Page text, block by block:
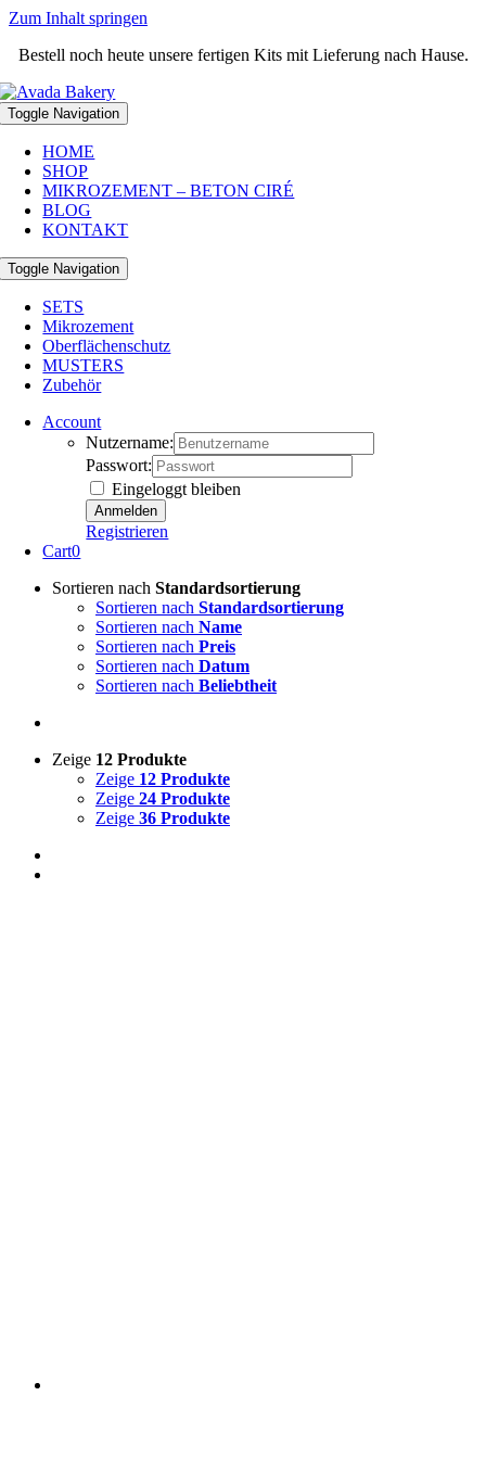
Zum Inhalt springen
Bestell noch heute unsere fertigen Kits mit Lieferung nach Hause.
Toggle Navigation
HOME
SHOP
MIKROZEMENT – BETON CIRÉ
BLOG
KONTAKT
Toggle Navigation
SETS
Mikrozement
Oberflächenschutz
MUSTERS
Zubehör
Account
Nutzername:
Passwort:
Eingeloggt bleiben
Registrieren
Cart0
Sortieren nach Standardsortierung
Sortieren nach Standardsortierung
Sortieren nach Name
Sortieren nach Preis
Sortieren nach Datum
Sortieren nach Beliebtheit
Zeige 12 Produkte
Zeige 12 Produkte
Zeige 24 Produkte
Zeige 36 Produkte